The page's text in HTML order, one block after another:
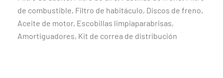
de combustible, Filtro de habitáculo, Discos de freno,
Aceite de motor, Escobillas limpiaparabrisas,
Amortiguadores, Kit de correa de distribución